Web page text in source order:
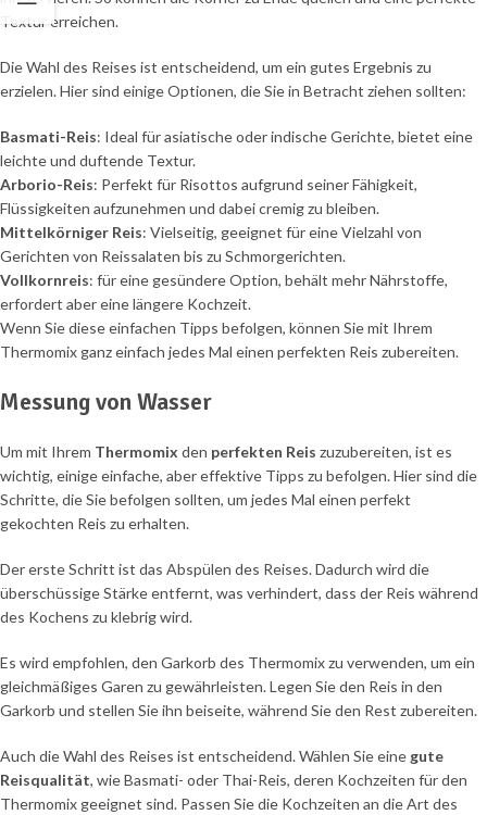
Textur erreichen.
Die Wahl des Reises ist entscheidend, um ein gutes Ergebnis zu
erzielen. Hier sind einige Optionen, die Sie in Betracht ziehen sollten:
Basmati-Reis: Ideal für asiatische oder indische Gerichte, bietet eine
leichte und duftende Textur.
Arborio-Reis: Perfekt für Risottos aufgrund seiner Fähigkeit,
Flüssigkeiten aufzunehmen und dabei cremig zu bleiben.
Mittelkörniger Reis: Vielseitig, geeignet für eine Vielzahl von
Gerichten von Reissalaten bis zu Schmorgerichten.
Vollkornreis: für eine gesündere Option, behält mehr Nährstoffe,
erfordert aber eine längere Kochzeit.
Wenn Sie diese einfachen Tipps befolgen, können Sie mit Ihrem
Thermomix ganz einfach jedes Mal einen perfekten Reis zubereiten.
Messung von Wasser
Um mit Ihrem Thermomix den perfekten Reis zuzubereiten, ist es
wichtig, einige einfache, aber effektive Tipps zu befolgen. Hier sind die
Schritte, die Sie befolgen sollten, um jedes Mal einen perfekt
gekochten Reis zu erhalten.
Der erste Schritt ist das Abspülen des Reises. Dadurch wird die
überschüssige Stärke entfernt, was verhindert, dass der Reis während
des Kochens zu klebrig wird.
Es wird empfohlen, den Garkorb des Thermomix zu verwenden, um ein
gleichmäßiges Garen zu gewährleisten. Legen Sie den Reis in den
Garkorb und stellen Sie ihn beiseite, während Sie den Rest zubereiten.
Auch die Wahl des Reises ist entscheidend. Wählen Sie eine gute
Reisqualität, wie Basmati- oder Thai-Reis, deren Kochzeiten für den
Thermomix geeignet sind. Passen Sie die Kochzeiten an die Art des